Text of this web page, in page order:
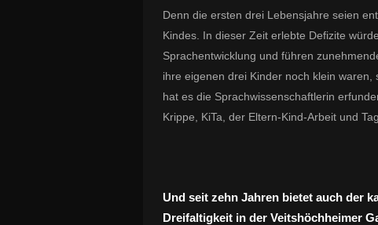
Denn die ersten drei Lebensjahre seien
Kindes. In dieser Zeit erlebte Defizite
Sprachentwicklung und führen
ihre eigenen drei Kinder noch klein
hat es die Sprachwissenschaftlerin
Krippe, KiTa, der Eltern-Kind-Arbeit und
Und seit zehn Jahren bietet auch der
Dreifaltigkeit in der Veitshöchheimer